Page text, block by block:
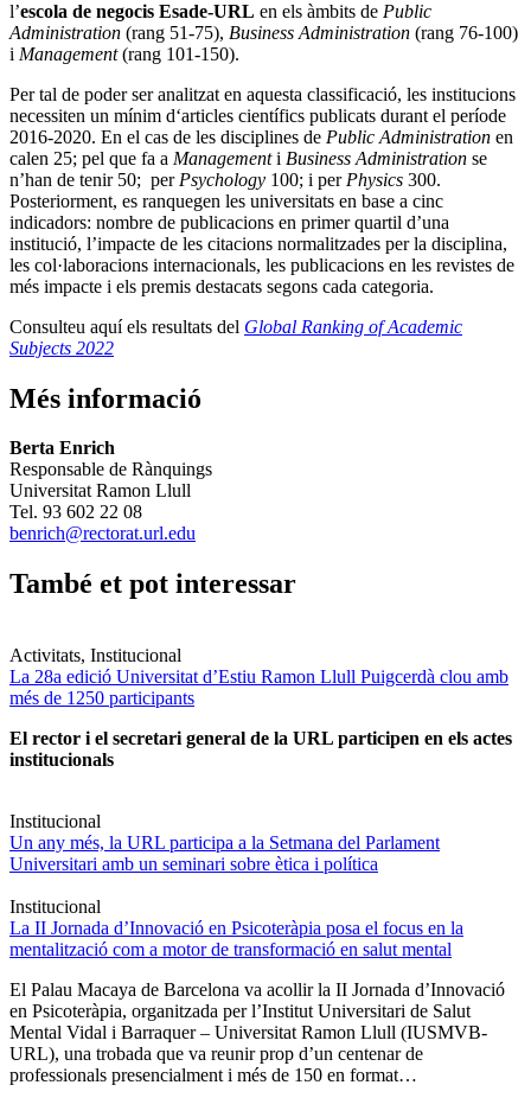
l’escola de negocis Esade-URL en els àmbits de Public
Administration (rang 51-75), Business Administration (rang 76-100)
i Management(rang 101-150).
Per tal de poder ser analitzat en aquesta classificació, les institucions
necessiten un mínim d‘articles científics publicats durant el període
2016-2020. En el cas de les disciplines de Public Administration en
calen 25; pel que fa a Managementi Business Administration se
n’han de tenir 50; per Psychology 100; i per Physics 300.
Posteriorment, es ranquegen les universitats en base a cinc
indicadors: nombre de publicacions en primer quartil d’una
institució, l’impacte de les citacions normalitzades per la disciplina,
les col·laboracions internacionals, les publicacions en les revistes de
més impacte i els premis destacats segons cada categoria.
Consulteu aquí els resultats del Global Ranking of Academic
Subjects 2022
Més informació
Berta Enrich
Responsable de Rànquings
Universitat Ramon Llull
Tel. 93 602 22 08
benrich@rectorat.url.edu
També et pot interessar
Activitats, Institucional
La 28a edició Universitat d’Estiu Ramon Llull Puigcerdà clou amb
més de 1250 participants
El rector i el secretari general de la URL participen en els actes
institucionals
Institucional
Un any més, la URL participa a la Setmana del Parlament
Universitari amb un seminari sobre ètica i política
Institucional
La II Jornada d’Innovació en Psicoteràpia posa el focus en la
mentalització com a motor de transformació en salut mental
El Palau Macaya de Barcelona va acollir la II Jornada d’Innovació
en Psicoteràpia, organitzada per l’Institut Universitari de Salut
Mental Vidal i Barraquer – Universitat Ramon Llull (IUSMVB-
URL), una trobada que va reunir prop d’un centenar de
professionals presencialment i més de 150 en format…